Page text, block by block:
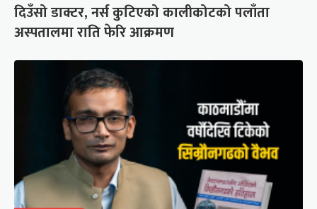
दिउँसो डाक्टर, नर्स कुटिएको कालीकोटको पलाँता
अस्पतालमा राति फेरि आक्रमण